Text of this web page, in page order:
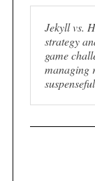
Jekyll vs.
strategy
game
managing